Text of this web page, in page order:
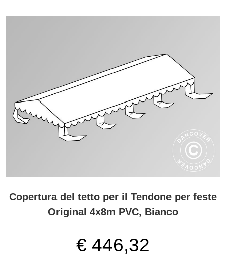
Copertura del tetto per il Tendone per feste
Original 4x8m PVC, Bianco
€ 446,32